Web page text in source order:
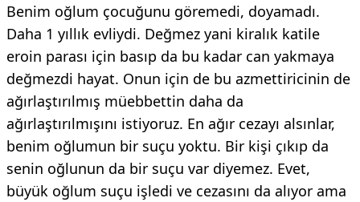
Benim oğlum çocuğunu göremedi, doyamadı.
Daha 1 yıllık evliydi. Değmez yani kiralık katile
eroin parası için basıp da bu kadar can yakmaya
değmezdi hayat. Onun için de bu azmettiricinin de
ağırlaştırılmış müebbettin daha da
ağırlaştırılmışını istiyoruz. En ağır cezayı alsınlar,
benim oğlumun bir suçu yoktu. Bir kişi çıkıp da
senin oğlunun da bir suçu var diyemez. Evet,
büyük oğlum suçu işledi ve cezasını da alıyor ama